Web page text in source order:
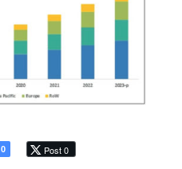
0 Post 0